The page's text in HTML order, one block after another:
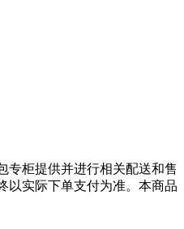
专柜提供并进行相关配送和售
以实际下单支付为准。本商品